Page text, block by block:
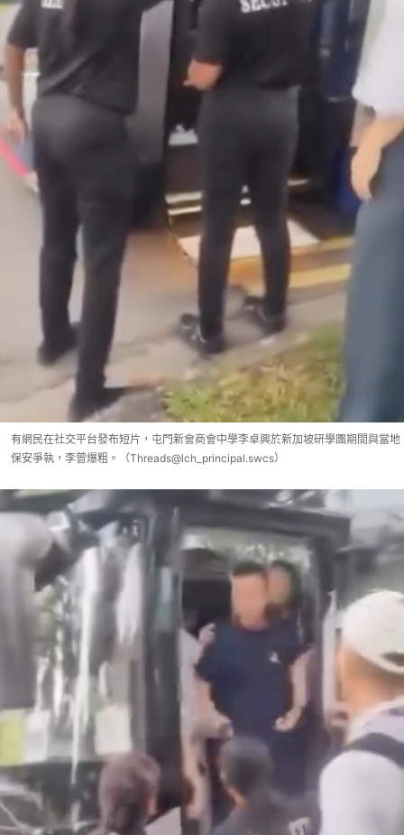
有網民在社交平台發布短片，屯門新會商會中學李卓興於新加坡研學團期間與當地
保安爭執，李曾爆粗。（Threads@lch_principal.swcs）